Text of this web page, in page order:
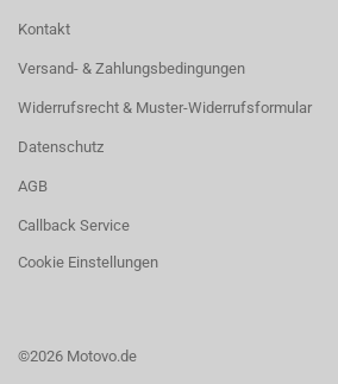
Kontakt
Versand- & Zahlungsbedingungen
Widerrufsrecht & Muster-Widerrufsformular
Datenschutz
AGB
Callback Service
Cookie Einstellungen
©2026 Motovo.de